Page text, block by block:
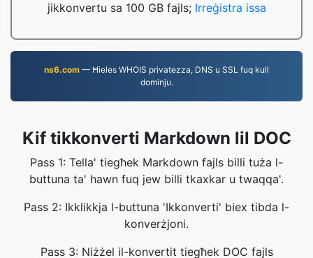
jikkonvertu sa 100 GB fajls; Irreġistra issa
ns6.com — Ħieles WHOIS privatezza, DNS u SSL fuq kull
dominju.
Kif tikkonverti Markdown lil DOC
Pass 1: Tella' tiegħek Markdown fajls billi tuża l-
buttuna ta' hawn fuq jew billi tkaxkar u twaqqa'.
Pass 2: Ikklikkja l-buttuna 'Ikkonverti' biex tibda l-
konverżjoni.
Pass 3: Niżżel il-konvertit tiegħek DOC fajls